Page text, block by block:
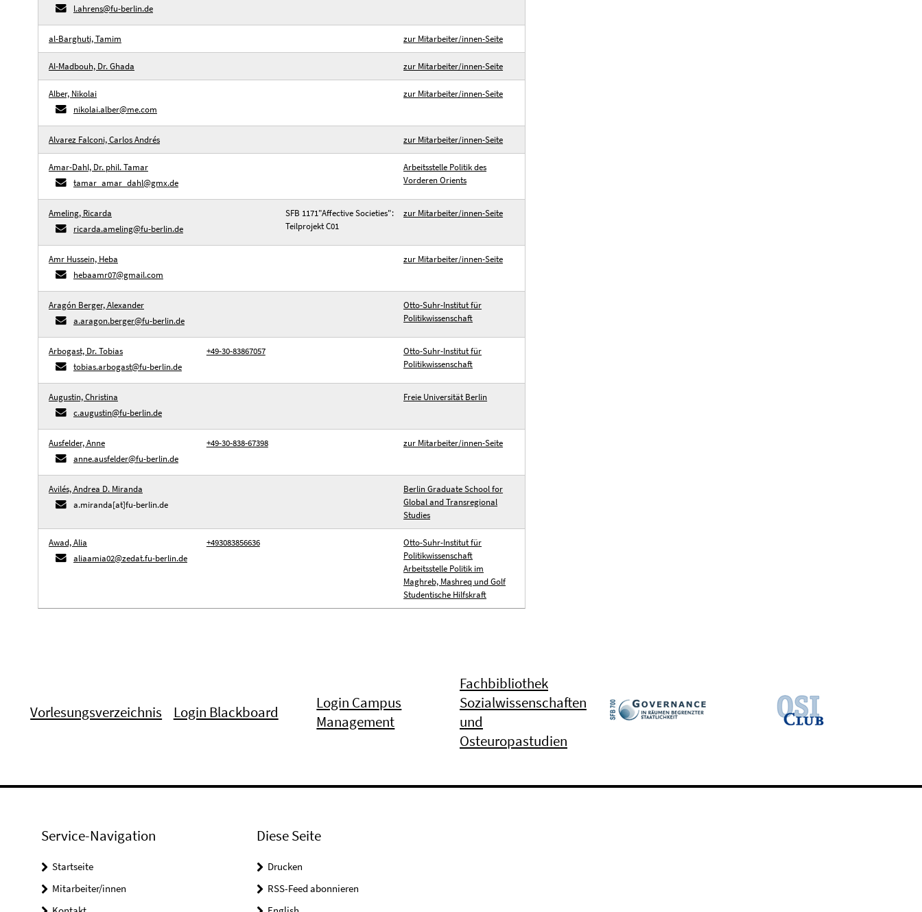
l.ahrens@fu-berlin.de
al-Barghuti, Tamim zur Mitarbeiter/innen-Seite
Al-Madbouh, Dr. Ghada zur Mitarbeiter/innen-Seite
Alber, Nikolai
nikolai.alber@me.com
zur Mitarbeiter/innen-Seite
Alvarez Falconi, Carlos Andrés zur Mitarbeiter/innen-Seite
Amar-Dahl, Dr. phil. Tamar
tamar_amar_dahl@gmx.de
Arbeitsstelle Politik des
Vorderen Orients
Ameling, Ricarda
ricarda.ameling@fu-berlin.de
SFB 1171"Affective Societies":
Teilprojekt C01
zur Mitarbeiter/innen-Seite
Amr Hussein, Heba
hebaamr07@gmail.com
zur Mitarbeiter/innen-Seite
Aragón Berger, Alexander
a.aragon.berger@fu-berlin.de
Otto-Suhr-Institut für
Politikwissenschaft
Arbogast, Dr. Tobias
tobias.arbogast@fu-berlin.de
+49-30-83867057
Otto-Suhr-Institut für
Politikwissenschaft
Augustin, Christina
c.augustin@fu-berlin.de
Freie Universität Berlin
Ausfelder, Anne
anne.ausfelder@fu-berlin.de
+49-30-838-67398 zur Mitarbeiter/innen-Seite
Avilés, Andrea D. Miranda
a.miranda[at]fu-berlin.de
Berlin Graduate School for
Global and Transregional
Studies
Awad, Alia
aliaamia02@zedat.fu-berlin.de
+493083856636
Otto-Suhr-Institut für
Politikwissenschaft
Arbeitsstelle Politik im
Maghreb, Mashreq und Golf
Studentische Hilfskraft
Vorlesungsverzeichnis Login Blackboard
Login Campus
Management
Fachbibliothek
Sozialwissenschaften
und
Osteuropastudien
Service-Navigation
Startseite
Mitarbeiter/innen
Diese Seite
Drucken
RSS-Feed abonnieren